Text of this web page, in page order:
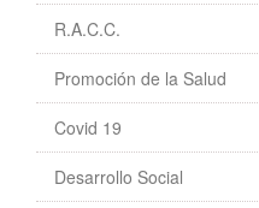
R.A.C.C.
Promoción de la Salud
Covid 19
Desarrollo Social